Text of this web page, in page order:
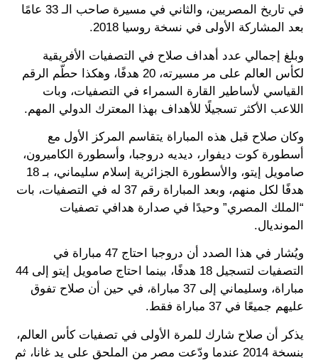
في تاريخ المصريين، والثاني في مسيرة صاحب الـ 33 عامًا
بعد المشاركة الأولى في نسخة روسيا 2018.
وبلغ إجمالي عدد أهداف صلاح في التصفيات الأفريقية
لكأس العالم على مر مسيرته، 20 هدفًا، وهكذا حطّم الرقم
القياسي لأساطير القارة السمراء في التصفيات، وبات
اللاعب الأكثر تسجيلًا للأهداف بهذا المعترك الدولي المهم.
وكان صلاح قبل هذه المباراة يتقاسم المركز الأول مع
أسطورة كوت ديفوار، ديديه دروجبا، وأسطورة الكاميرون،
صامويل إيتو، والأسطورة الجزائرية إسلام سليماني، بـ 18
هدفًا لكل منهم، وبعد المباراة رقم 37 له في التصفيات، بات
“الملك المصري” وحيدًا في صدارة هدافي تصفيات
المونديال.
ويُشار في هذا الصدد أن دروجبا احتاج 47 مباراة في
التصفيات لتسجيل 18 هدفًا، بينما احتاج صامويل إيتو إلى 44
مباراة، وسليماني إلى 37 مباراة، في حين أن صلاح تفوق
عليهم جميعًا في 37 مباراة فقط.
يذكر أن صلاح شارك للمرة الأولى في تصفيات كأس العالم،
بنسخة 2014 عندما ودّعت مصر من الملحق على يد غانا، ثم